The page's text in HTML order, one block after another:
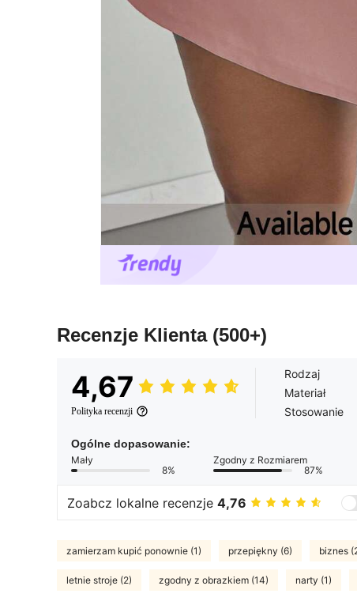
Recenzje Klienta (500+)
4,67
Polityka recenzji
Rodzaj
Materiał
Stosowanie
Ogólne dopasowanie:
Mały
8%
Zgodny z Rozmiarem
87%
Zoabcz lokalne recenzje 4,76
zamierzam kupić ponownie (1) przepiękny (6) biznes
letnie stroje (2) zgodny z obrazkiem (14) narty (1)